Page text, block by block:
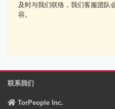
及时与我们联络，我们客服团队
容。
联系我们
TorPeople Inc.